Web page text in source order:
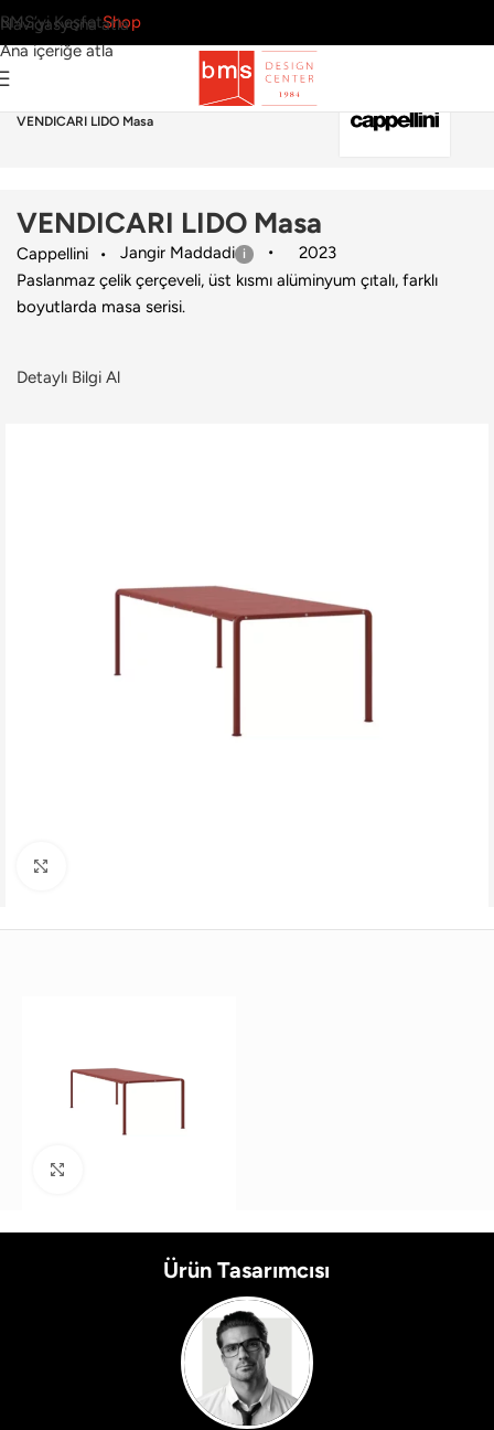
Navigasyona atla
Ana içeriğe atla
BMS’yi KeşfetShop
Cappellini
VENDICARI LIDO Masa
VENDICARI LIDO Masa
Cappellini Jangir Maddadi
2023
Paslanmaz çelik çerçeveli, üst kısmı alüminyum çıtalı, farklı
boyutlarda masa serisi.
Detaylı Bilgi Al
Ürün Tasarımcısı